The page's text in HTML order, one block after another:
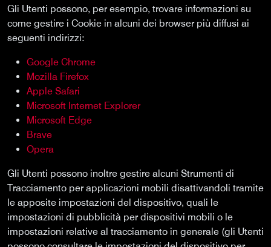
Gli Utenti possono, per esempio, trovare informazioni su
come gestire i Cookie in alcuni dei browser più diffusi ai
seguenti indirizzi:
Google Chrome
Mozilla Firefox
Apple Safari
Microsoft Internet Explorer
Microsoft Edge
Brave
Opera
Gli Utenti possono inoltre gestire alcuni Strumenti di
Tracciamento per applicazioni mobili disattivandoli tramite
le apposite impostazioni del dispositivo, quali le
impostazioni di pubblicità per dispositivi mobili o le
impostazioni relative al tracciamento in generale (gli Utenti